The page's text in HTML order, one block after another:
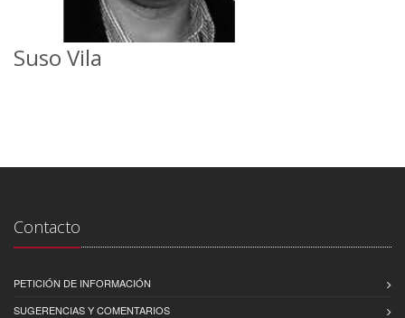
Suso Vila
Contacto
PETICIÓN DE INFORMACIÓN
SUGERENCIAS Y COMENTARIOS